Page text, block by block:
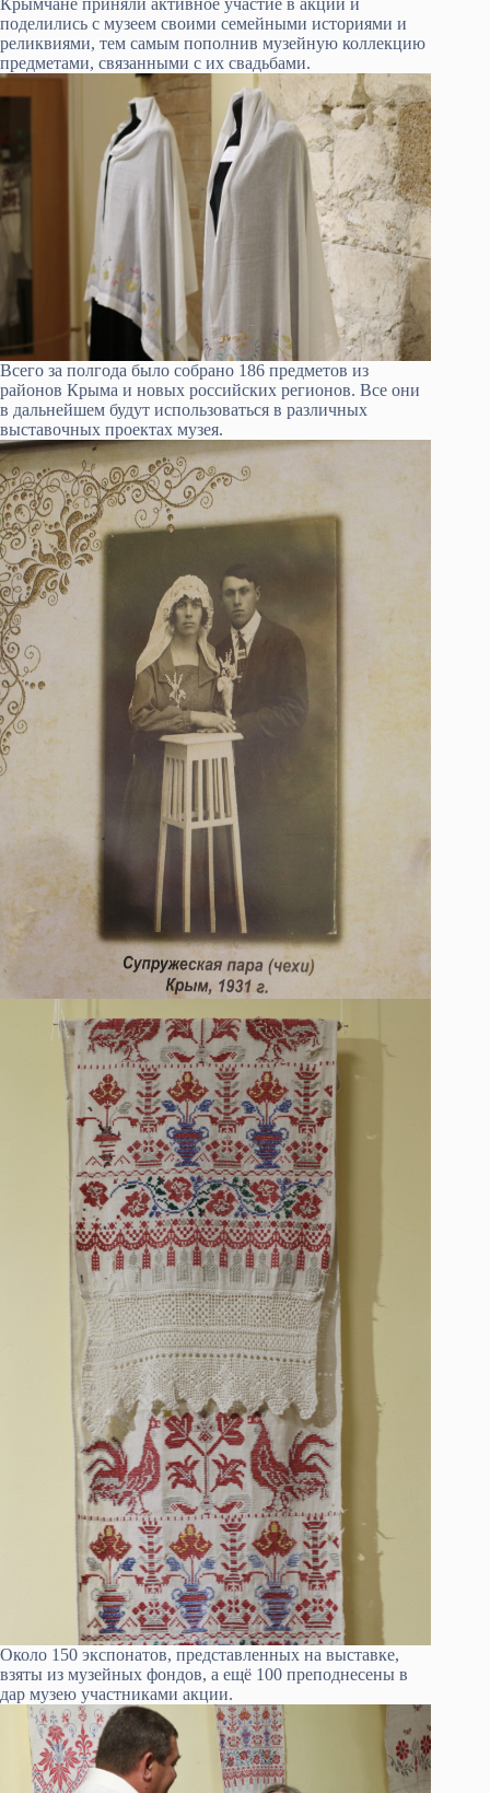
Крымчане приняли активное участие в акции и
поделились с музеем своими семейными историями и
реликвиями, тем самым пополнив музейную коллекцию
предметами, связанными с их свадьбами.
Всего за полгода было собрано 186 предметов из
районов Крыма и новых российских регионов. Все они
в дальнейшем будут использоваться в различных
выставочных проектах музея.
Около 150 экспонатов, представленных на выставке,
взяты из музейных фондов, а ещё 100 преподнесены в
дар музею участниками акции.